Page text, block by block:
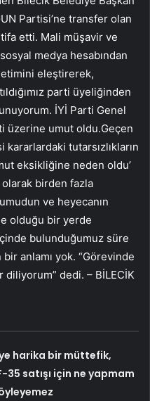
Partisi’ne transfer olan
etti. Mali müşavir ve
medya hesabından
eleştirerek,
parti üyeliğinden
İYİ Parti Genel
üzerine umut oldu.Geçen
kararlardaki tutarsızlıkların
eksikliğine neden oldu’
olarak birden fazla
ve heyecanın
olduğu bir yerde
bulunduğumuz süre
anlamı yok. “Görevinde
diliyorum” dedi. – BİLECİK
harika bir müttefik,
35 satışı için ne yapmam